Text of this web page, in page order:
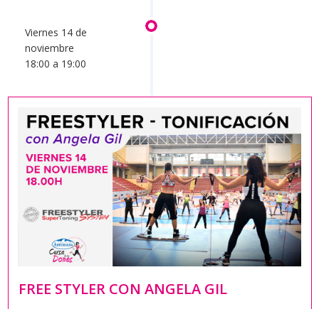
Viernes 14 de
noviembre
18:00 a 19:00
FREE STYLER CON ANGELA GIL